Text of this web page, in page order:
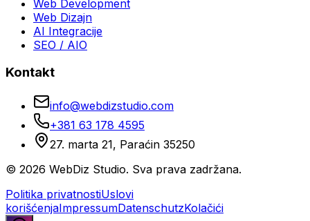
Web Development
Web Dizajn
AI Integracije
SEO / AIO
Kontakt
info@webdizstudio.com
+381 63 178 4595
27. marta 21, Paraćin 35250
© 2026 WebDiz Studio. Sva prava zadržana.
Politika privatnostiUslovi
korišćenjaImpressumDatenschutzKolačići